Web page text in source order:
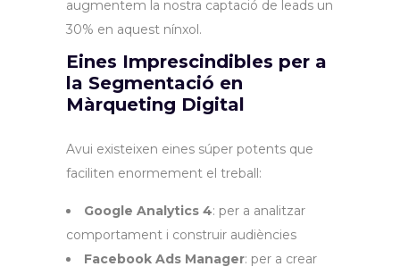
augmentem la nostra captació de leads un
30% en aquest nínxol.
Eines Imprescindibles per a
la Segmentació en
Màrqueting Digital
Avui existeixen eines súper potents que
faciliten enormement el treball:
Google Analytics 4: per a analitzar
comportament i construir audiències
Facebook Ads Manager: per a crear